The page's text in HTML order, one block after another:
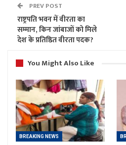
PREV POST
राष्ट्रपति भवन में वीरता का
सम्मान, किन जांबाजों को मिले
देश के प्रतिष्ठित वीरता पदक?
You Might Also Like
BREAKING NEWS